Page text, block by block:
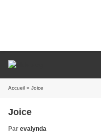
Accueil » Joice
Joice
Par evalynda